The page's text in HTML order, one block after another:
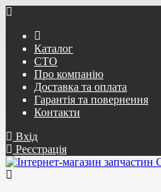
Каталог
СТО
Про компанію
Доставка та оплата
Гарантія та повернення
Контакти
Вхід
Реєстрація